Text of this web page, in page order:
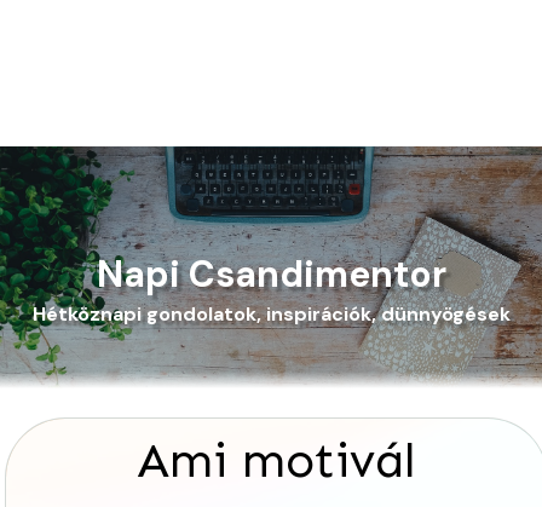
Napi Csandimentor
Hétköznapi gondolatok, inspirációk, dünnyögések
Ami motivál